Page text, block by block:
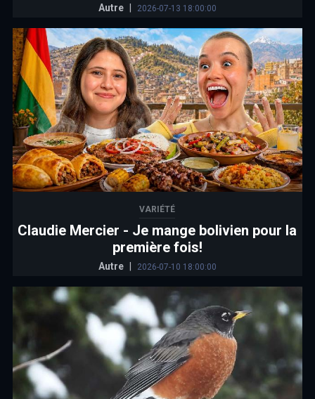
Autre 2026-07-13 18:00:00
VARIÉTÉ
Claudie Mercier - Je mange bolivien pour la
première fois!
Autre 2026-07-10 18:00:00